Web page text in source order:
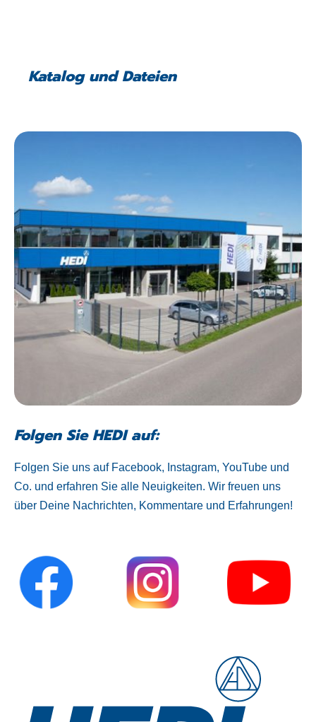
Katalog und Dateien
Folgen Sie HEDI auf:
Folgen Sie uns auf Facebook, Instagram, YouTube und
Co. und erfahren Sie alle Neuigkeiten. Wir freuen uns
über Deine Nachrichten, Kommentare und Erfahrungen!